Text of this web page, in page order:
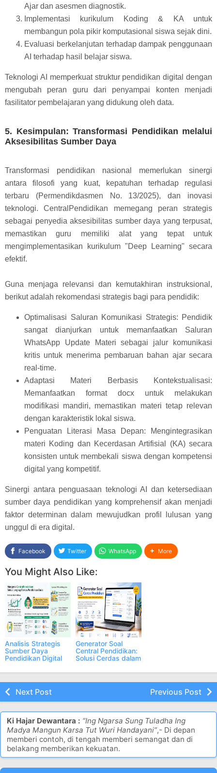
Ajar dan asesmen diagnostik.
Implementasi kurikulum Koding & KA untuk
membangun pola pikir komputasional siswa sejak dini.
Evaluasi berkelanjutan terhadap dampak penggunaan
AI terhadap hasil belajar siswa.
Teknologi AI memperkuat struktur pendidikan digital dengan
mengubah peran guru dari penyampai konten menjadi
fasilitator pembelajaran yang didukung oleh data.
5. Kesimpulan: Transformasi Pendidikan melalui
Aksesibilitas Sumber Daya
Transformasi pendidikan nasional memerlukan sinergi
antara filosofi yang kuat, kepatuhan terhadap regulasi
terbaru (Permendikdasmen No. 13/2025), dan inovasi
teknologi. CentralPendidikan memegang peran strategis
sebagai penyedia aksesibilitas sumber daya yang terpusat,
memastikan guru memiliki alat yang tepat untuk
mengimplementasikan kurikulum "Deep Learning" secara
efektif.
Guna menjaga relevansi dan kemutakhiran instruksional,
berikut adalah rekomendasi strategis bagi para pendidik:
Optimalisasi Saluran Komunikasi Strategis: Pendidik
sangat dianjurkan untuk memanfaatkan Saluran
WhatsApp Update Materi sebagai jalur komunikasi
kritis untuk menerima pembaruan bahan ajar secara
real-time.
Adaptasi Materi Berbasis Kontekstualisasi:
Memanfaatkan format docx untuk melakukan
modifikasi mandiri, memastikan materi tetap relevan
dengan karakteristik lokal siswa.
Penguatan Literasi Masa Depan: Mengintegrasikan
materi Koding dan Kecerdasan Artifisial (KA) secara
konsisten untuk membekali siswa dengan kompetensi
digital yang kompetitif.
Sinergi antara penguasaan teknologi AI dan ketersediaan
sumber daya pendidikan yang komprehensif akan menjadi
faktor determinan dalam mewujudkan profil lulusan yang
unggul di era digital.
Facebook Twitter WhatsApp More
You Might Also Like:
Analisis Strategis
Sumber Daya
Pendidikan Digital
Generator Soal
Central Pendidikan:
Solusi Cerdas dalam
(Panduan)
Next Post Previous Post
Ki Hajar Dewantara : “Ing Ngarsa Sung Tuladha Ing
Madya Mangun Karsa Tut Wuri Handayani”,- Di depan
memberi contoh, di tengah memberi semangat dan di
belakang memberikan kekuatan.